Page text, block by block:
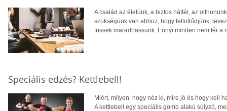
A család az életünk, a biztos háttér, az
szükségünk van ahhoz, hogy feltöltődjünk,
frissek maradhassunk. Ennyi minden nem fér a
Speciális edzés? Kettlebell!
Miért, milyen, hogy néz ki, mire jó és hogy kell
A kettlebell egy speciális gömb alakú súlyzó,